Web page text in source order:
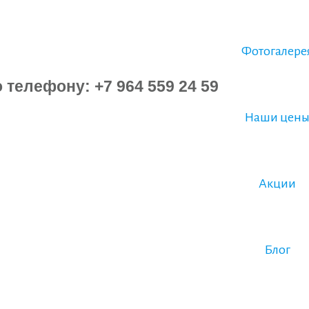
Наши цены
Акции
Блог